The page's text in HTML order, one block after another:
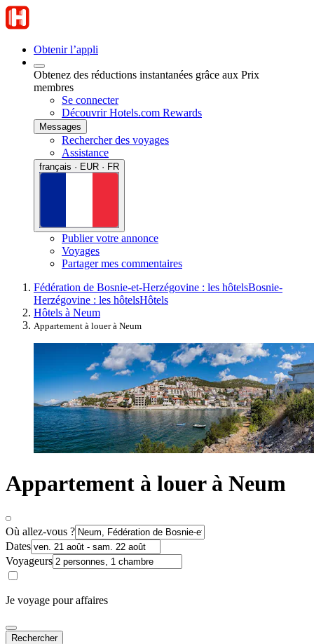
Obtenir l’appli
Obtenez des réductions instantanées grâce aux Prix
membres
Se connecter
Découvrir Hotels.com Rewards
Messages
Rechercher des voyages
Assistance
français · EUR · FR
Publier votre annonce
Voyages
Partager mes commentaires
Fédération de Bosnie-et-Herzégovine : les hôtelsBosnie-
Herzégovine : les hôtelsHôtels
Hôtels à Neum
Appartement à louer à Neum
Appartement à louer à Neum
Où allez-vous ?
Dates
Voyageurs
Je voyage pour affaires
Rechercher